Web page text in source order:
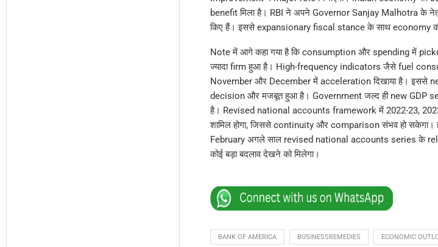
benefit मिला है। RBI ने अपने Governor Sanjay Malhotra के
किए हैं। इससे expansionary fiscal stance के साथ economy
Note में आगे कहा गया है कि consumption और spending में
ज्यादा firm हुआ है। High-frequency indicators जैसे fuel
November और December में acceleration दिखाया है। इससे
decision और मजबूत हुआ है। Government जल्द ही new GDP
है। Revised national accounts framework में 2022-23,
शामिल होगा, जिससे continuity और comparison संभव हो सकेगा।
February अगले साल revised national accounts series के
कोई बड़ा बदलाव देखने को मिलेगा।
BANK OF AMERICA BUSINESSREMEDIES ECONOMIC